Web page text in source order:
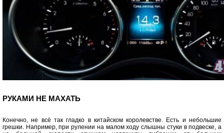
РУКАМИ НЕ МАХАТЬ
Конечно, не всё так гладко в китайском королевстве. Есть и небольшие
грешки. Например, при рулении на малом ходу слышны стуки в подвеске, а